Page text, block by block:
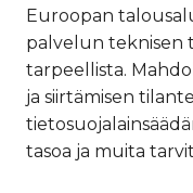
Euroopan
palvelun teknisen
tarpeellista.
ja siirtämisen
tasoa ja muita